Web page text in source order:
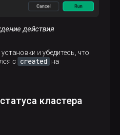
действия
и убедитесь, что
с
created на
кластера